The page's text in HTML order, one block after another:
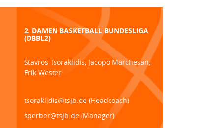
2. DAMEN BASKETBALL BUNDESLIGA
(DBBL2)
Stavros Tsoraklidis, Jacopo Marchesan,
Erik Wester
tsoraklidis@tsjb.de (Headcoach)
sperber@tsjb.de (Manager)